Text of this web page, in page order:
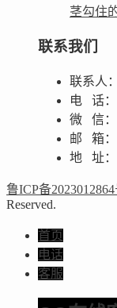
茎勾住
联系我们
联系人：
电 话：
微 信：
邮 箱：
地 址：
鲁ICP备2023012864
Reserved.
首页
电话
客服